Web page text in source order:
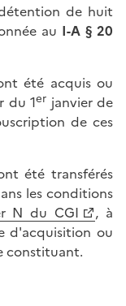
de huit
au I-A § 20
été acquis ou
du 1er janvier de
de ces
été transférés
les conditions
N du CGI
, à
d'acquisition ou
constituant.